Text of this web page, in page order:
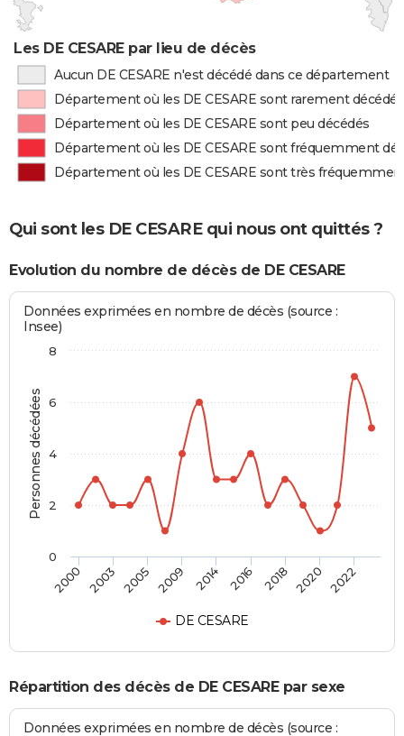
Les DE CESARE par lieu de décès
Aucun DE CESARE n'est décédé dans ce département
Département où les DE CESARE sont rarement décédés
Département où les DE CESARE sont peu décédés
Département où les DE CESARE sont fréquemment
Département où les DE CESARE sont très
Qui sont les DE CESARE qui nous ont quittés ?
Evolution du nombre de décès de DE CESARE
Personnes décédées
Données exprimées en nombre de décès (source :
Insee)
DE CESARE
2000 2003 2005 2009 2014 2016 2018 2020 2022
0
2
4
6
8
Répartition des décès de DE CESARE par sexe
Données exprimées en nombre de décès (source :